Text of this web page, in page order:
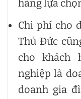
hàng lựa
Chi phí cho
Thủ Đức
cho khách
nghiệp là
doanh gia